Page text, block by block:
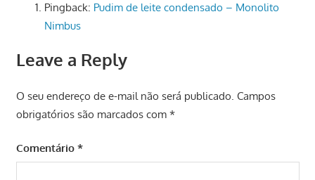
Pingback: Pudim de leite condensado – Monolito
Nimbus
Leave a Reply
O seu endereço de e-mail não será publicado. Campos
obrigatórios são marcados com *
Comentário *